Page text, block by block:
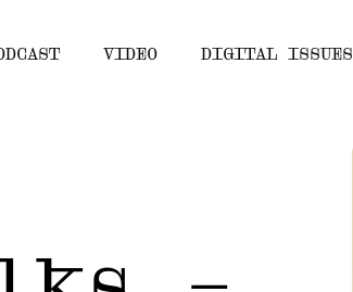
VIDEO DIGITAL ISSUES